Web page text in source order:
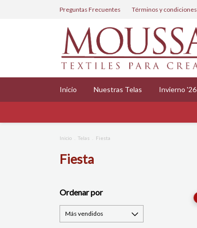
Preguntas Frecuentes Términos y condiciones
Inicio Nuestras Telas Invierno '26
Inicio Telas Fiesta
Fiesta
Ordenar por